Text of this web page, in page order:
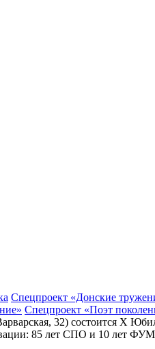
Спецпроект «Донские
Спецпроект «Поэт